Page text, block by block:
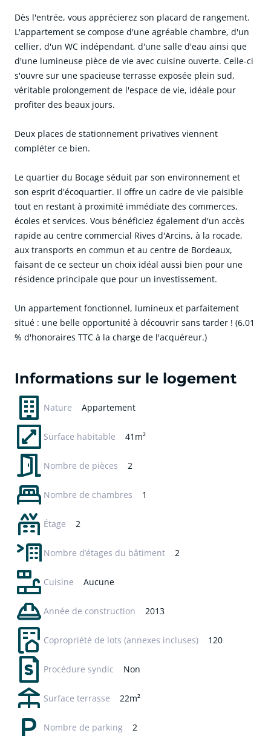
Dès l'entrée, vous apprécierez son placard de rangement.
L'appartement se compose d'une agréable chambre, d'un
cellier, d'un WC indépendant, d'une salle d'eau ainsi que
d'une lumineuse pièce de vie avec cuisine ouverte. Celle-ci
s'ouvre sur une spacieuse terrasse exposée plein sud,
véritable prolongement de l'espace de vie, idéale pour
profiter des beaux jours.
Deux places de stationnement privatives viennent
compléter ce bien.
Le quartier du Bocage séduit par son environnement et
son esprit d'écoquartier. Il offre un cadre de vie paisible
tout en restant à proximité immédiate des commerces,
écoles et services. Vous bénéficiez également d'un accès
rapide au centre commercial Rives d'Arcins, à la rocade,
aux transports en commun et au centre de Bordeaux,
faisant de ce secteur un choix idéal aussi bien pour une
résidence principale que pour un investissement.
Un appartement fonctionnel, lumineux et parfaitement
situé : une belle opportunité à découvrir sans tarder ! (6.01
% d'honoraires TTC à la charge de l'acquéreur.)
Informations sur le logement
Nature Appartement
Surface habitable 41m²
Nombre de pièces 2
Nombre de chambres 1
Étage 2
Nombre d’étages du bâtiment 2
Cuisine Aucune
Année de construction 2013
Copropriété de lots (annexes incluses) 120
Procédure syndic Non
Surface terrasse 22m²
Nombre de parking 2